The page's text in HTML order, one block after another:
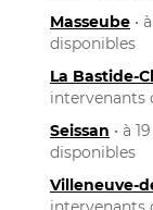
Masseube •
disponibles
La Bastide-
intervenants
Seissan • à
disponibles
Villeneuve-